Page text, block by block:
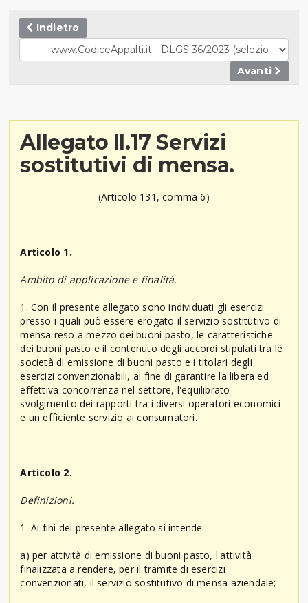
Indietro
Avanti
Allegato II.17 Servizi
sostitutivi di mensa.
(Articolo 131, comma 6)
Articolo 1.
Ambito di applicazione e finalità.
1. Con il presente allegato sono individuati gli esercizi
presso i quali può essere erogato il servizio sostitutivo di
mensa reso a mezzo dei buoni pasto, le caratteristiche
dei buoni pasto e il contenuto degli accordi stipulati tra le
società di emissione di buoni pasto e i titolari degli
esercizi convenzionabili, al fine di garantire la libera ed
effettiva concorrenza nel settore, l'equilibrato
svolgimento dei rapporti tra i diversi operatori economici
e un efficiente servizio ai consumatori.
Articolo 2.
Definizioni.
1. Ai fini del presente allegato si intende:
a) per attività di emissione di buoni pasto, l'attività
finalizzata a rendere, per il tramite di esercizi
convenzionati, il servizio sostitutivo di mensa aziendale;